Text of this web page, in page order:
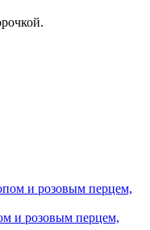
и розовым перцем,